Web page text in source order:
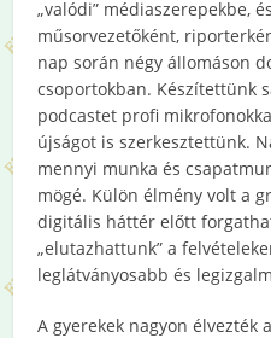
„valódi” médiaszerepekbe,
műsorvezetőként,
nap során négy állomáson
csoportokban. Készítettünk
podcastet profi
újságot is szerkesztettünk.
mennyi munka és
mögé. Külön élmény volt a
digitális háttér előtt
„elutazhattunk” a
leglátványosabb és
A gyerekek nagyon élvezték